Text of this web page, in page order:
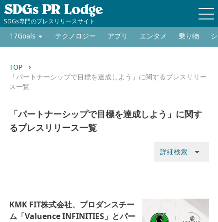
SDGs専門のプレスリリースサイト
17Goals テクノロジー アプリ エンタメ 乗り物
TOP keyboard_arrow_right
「パートナーシップで目標を達成しよう」に関するプレスリリー
ス一覧
「パートナーシップで目標を達成しよう」に関す
るプレスリリース一覧
詳細検索 arrow_drop_down
KMK FIT株式会社、プロダンスチー
ム「Valuence INFINITIES」とパー